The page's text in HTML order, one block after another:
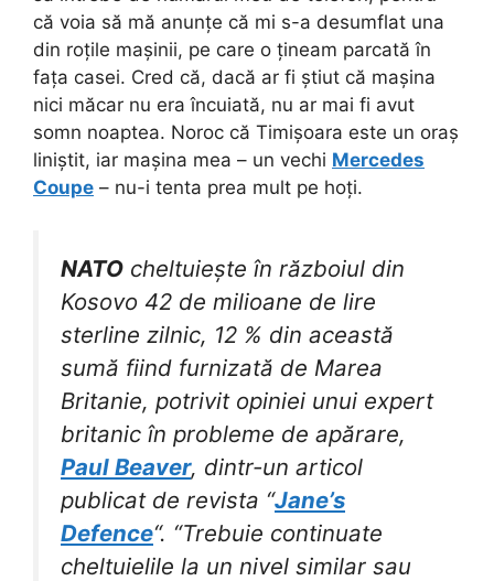
că voia să mă anunțe că mi s-a desumflat una
din roțile mașinii, pe care o țineam parcată în
fața casei. Cred că, dacă ar fi știut că mașina
nici măcar nu era încuiată, nu ar mai fi avut
somn noaptea. Noroc că Timișoara este un oraș
liniștit, iar mașina mea – un vechi Mercedes
Coupe – nu-i tenta prea mult pe hoți.
NATO cheltuiește în războiul din
Kosovo 42 de milioane de lire
sterline zilnic, 12 % din această
sumă fiind furnizată de Marea
Britanie, potrivit opiniei unui expert
britanic în probleme de apărare,
Paul Beaver, dintr-un articol
publicat de revista “Jane’s
Defence“. “Trebuie continuate
cheltuielile la un nivel similar sau